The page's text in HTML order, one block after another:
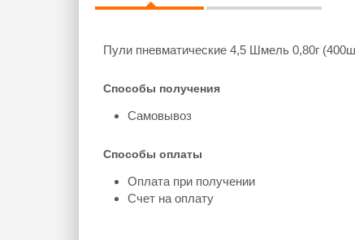
Пули пневматические 4,5 Шмель 0,80г
Способы получения
Самовывоз
Способы оплаты
Оплата при получении
Счет на оплату